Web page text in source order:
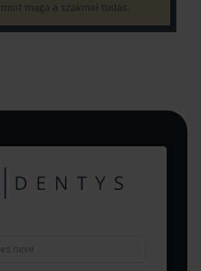
maga a szakmai tudás.